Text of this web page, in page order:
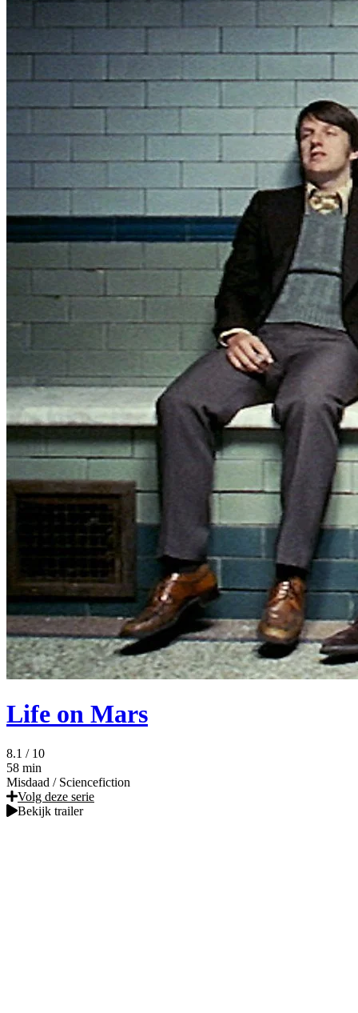
Life on Mars
8.1 / 10
58 min
Misdaad / Sciencefiction
Volg deze serie
Bekijk trailer